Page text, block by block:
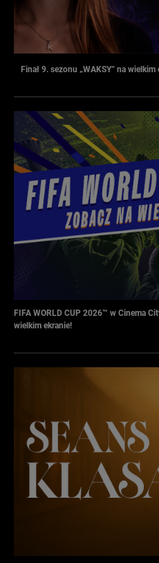
Finał 9. sezonu „WAKSY” na
FIFA WORLD CUP 2026™ w Cinema
wielkim ekranie!